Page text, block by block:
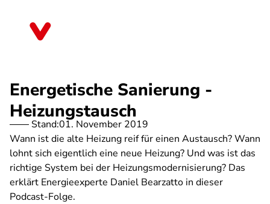
Energetische Sanierung -
Heizungstausch
Stand:01. November 2019
Wann ist die alte Heizung reif für einen Austausch? Wann
lohnt sich eigentlich eine neue Heizung? Und was ist das
richtige System bei der Heizungsmodernisierung? Das
erklärt Energieexperte Daniel Bearzatto in dieser
Podcast-Folge.